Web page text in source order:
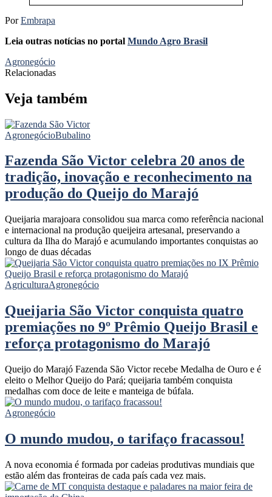
PorEmbrapa
Leia outras notícias no portal Mundo Agro Brasil
Agronegócio
Relacionadas
Veja também
AgronegócioBubalino
Fazenda São Victor celebra 20 anos de
tradição, inovação e reconhecimento na
produção do Queijo do Marajó
Queijaria marajoara consolidou sua marca como referência nacional
e internacional na produção queijeira artesanal, preservando a
cultura da Ilha do Marajó e acumulando importantes conquistas ao
longo de duas décadas
AgriculturaAgronegócio
Queijaria São Victor conquista quatro
premiações no 9º Prêmio Queijo Brasil e
reforça protagonismo do Marajó
Queijo do Marajó Fazenda São Victor recebe Medalha de Ouro e é
eleito o Melhor Queijo do Pará; queijaria também conquista
medalhas com doce de leite e manteiga de búfala.
Agronegócio
O mundo mudou, o tarifaço fracassou!
A nova economia é formada por cadeias produtivas mundiais que
estão além das fronteiras de cada país cada vez mais.